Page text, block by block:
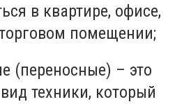
в квартире, офисе,
помещении;
(переносные) – это
техники, который